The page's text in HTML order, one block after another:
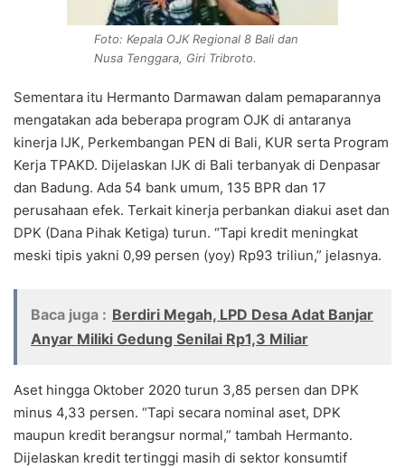
Foto: Kepala OJK Regional 8 Bali dan
Nusa Tenggara, Giri Tribroto.
Sementara itu Hermanto Darmawan dalam pemaparannya
mengatakan ada beberapa program OJK di antaranya
kinerja IJK, Perkembangan PEN di Bali, KUR serta Program
Kerja TPAKD. Dijelaskan IJK di Bali terbanyak di Denpasar
dan Badung. Ada 54 bank umum, 135 BPR dan 17
perusahaan efek. Terkait kinerja perbankan diakui aset dan
DPK (Dana Pihak Ketiga) turun. “Tapi kredit meningkat
meski tipis yakni 0,99 persen (yoy) Rp93 triliun,” jelasnya.
Baca juga : Berdiri Megah, LPD Desa Adat Banjar
Anyar Miliki Gedung Senilai Rp1,3 Miliar
Aset hingga Oktober 2020 turun 3,85 persen dan DPK
minus 4,33 persen. “Tapi secara nominal aset, DPK
maupun kredit berangsur normal,” tambah Hermanto.
Dijelaskan kredit tertinggi masih di sektor konsumtif